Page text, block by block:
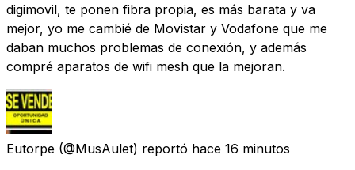
digimovil, te ponen fibra propia, es más barata y va
mejor, yo me cambié de Movistar y Vodafone que me
daban muchos problemas de conexión, y además
compré aparatos de wifi mesh que la mejoran.
Eutorpe (@MusAulet) reportó hace 16 minutos